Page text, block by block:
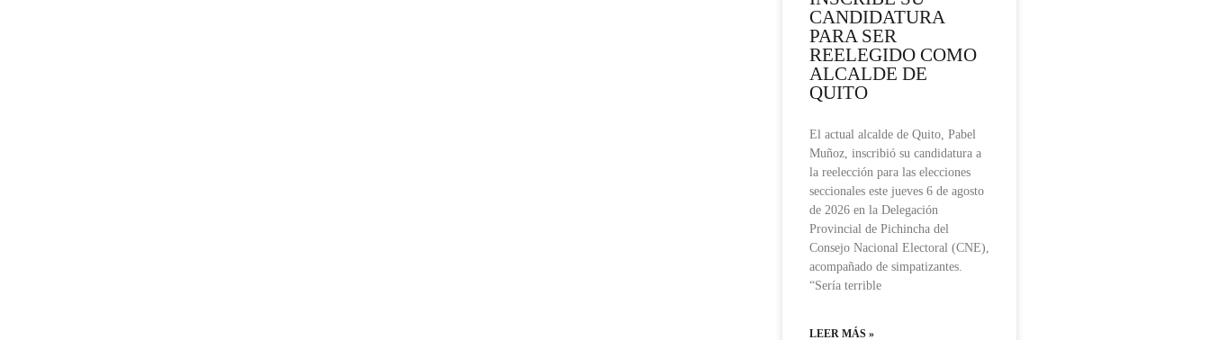
CANDIDATURA
PARA SER
REELEGIDO COMO
ALCALDE DE
QUITO
El actual alcalde de Quito, Pabel
Muñoz, inscribió su candidatura a
la reelección para las elecciones
seccionales este jueves 6 de agosto
de 2026 en la Delegación
Provincial de Pichincha del
Consejo Nacional Electoral (CNE),
acompañado de simpatizantes.
“Sería terrible
LEER MÁS »